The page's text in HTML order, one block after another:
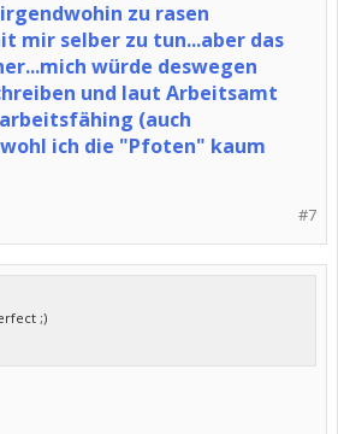
zu rasen
mir selber zu tun...aber das
würde deswegen
und laut Arbeitsamt
(auch
ich die "Pfoten" kaum
#7
;)